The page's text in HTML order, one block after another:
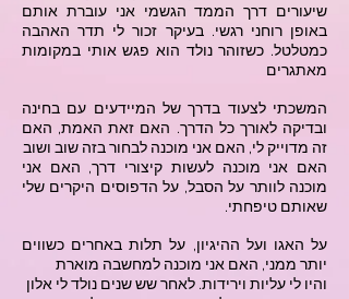
שיעורים דרך הממד הגשמי אני עוברת אותם
באופן רוחני רגשי. בעיקר זכור לי תדר האהבה
כמטלטל. כשזוהר נולד הוא פגש אותי במקומות
מאתגרים
המשכתי לצעוד בדרך של המיידעים עם בחינה
ובדיקה לאורך כל הדרך. האם זאת האמת, האם
זה מדוייק לי, האם אני מוכנה לבחור בזה שוב ושוב
האם אני מוכנה לעשות קיצורי דרך, האם אני
מוכנה לוותר על הסבל, על הדפוסים היקרים שלי
שאותם טיפחתי.
על האגו ועל ההיגיון, על תלות באחרים כשווים
יותר ממני, האם אני מוכנה למחשבה מוארת
והיו לי עליות וירידות. לאחר שש שנים נולד לי אלון